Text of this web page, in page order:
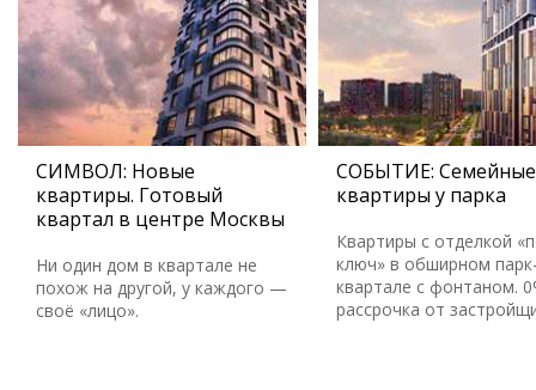
СИМВОЛ: Новые
квартиры. Готовый
квартал в центре Москвы
Ни один дом в квартале не
похож на другой, у каждого —
своё «лицо».
СОБЫТИЕ: Семейные
квартиры у парка
Квартиры с отделкой
ключ» в обширном
квартале с фонтаном.
рассрочка от